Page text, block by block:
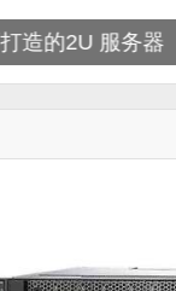
造的2U 服务器